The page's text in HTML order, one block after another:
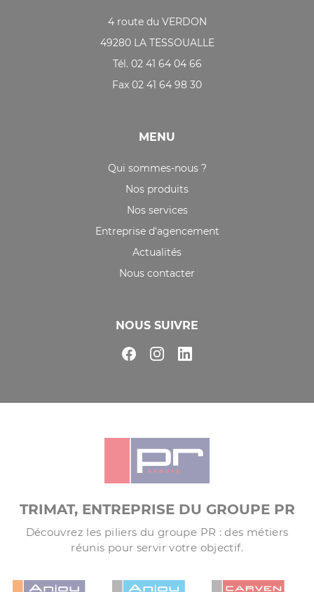
4 route du VERDON
49280 LA TESSOUALLE
Tél. 02 41 64 04 66
Fax 02 41 64 98 30
MENU
Qui sommes-nous ?
Nos produits
Nos services
Entreprise d'agencement
Actualités
Nous contacter
NOUS SUIVRE
TRIMAT, ENTREPRISE DU GROUPE PR
Découvrez les piliers du groupe PR : des métiers
réunis pour servir votre objectif.